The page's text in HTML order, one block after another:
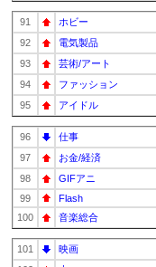
91 ホビー
92
電気製品
93
芸術/アート
94
ファッション
95
アイドル
96 仕事
97
お金/経済
98
GIFアニ
99
Flash
100
音楽総合
101 映画